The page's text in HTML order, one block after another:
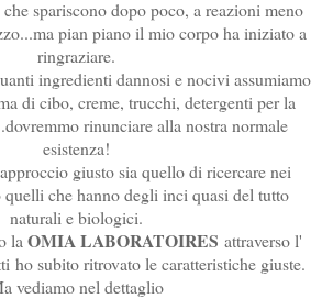
spariscono dopo poco, a reazioni meno
pian piano il mio corpo ha iniziato a
ringraziare.
ingredienti dannosi e nocivi assumiamo
di cibo, creme, trucchi, detergenti per la
rinunciare alla nostra normale
esistenza!
giusto sia quello di ricercare nei
che hanno degli inci quasi del tutto
naturali e biologici.
la OMIA LABORATOIRES attraverso l'
ho subito ritrovato le caratteristiche giuste.
vediamo nel dettaglio